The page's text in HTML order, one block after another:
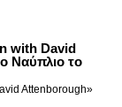
with David
Ναύπλιο το
Attenborough»